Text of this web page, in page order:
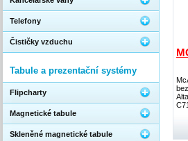
Telefony
Čističky vzduchu
Tabule a prezentační systémy
Flipcharty
Magnetické tabule
Skleněné magnetické tabule